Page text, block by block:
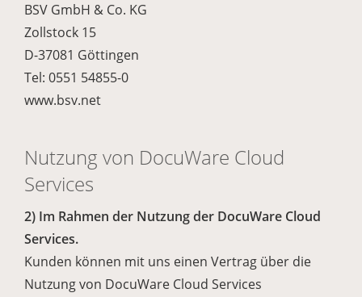
BSV GmbH & Co. KG
Zollstock 15
D-37081 Göttingen
Tel: 0551 54855-0
www.bsv.net
Nutzung von DocuWare Cloud
Services
2) Im Rahmen der Nutzung der DocuWare Cloud
Services.
Kunden können mit uns einen Vertrag über die
Nutzung von DocuWare Cloud Services